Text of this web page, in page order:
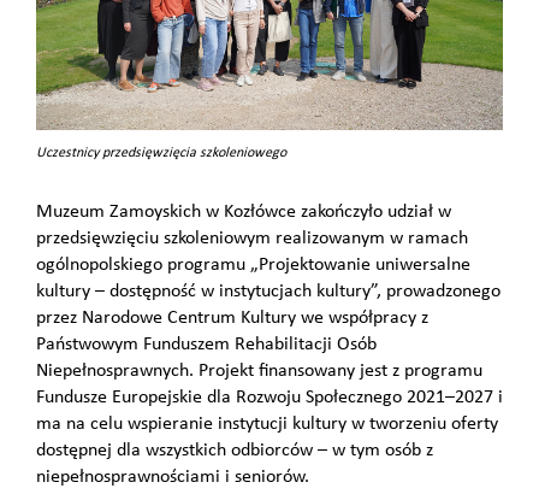
Uczestnicy przedsięwzięcia szkoleniowego
Muzeum Zamoyskich w Kozłówce zakończyło udział w
przedsięwzięciu szkoleniowym realizowanym w ramach
ogólnopolskiego programu „Projektowanie uniwersalne
kultury – dostępność w instytucjach kultury”, prowadzonego
przez Narodowe Centrum Kultury we współpracy z
Państwowym Funduszem Rehabilitacji Osób
Niepełnosprawnych. Projekt finansowany jest z programu
Fundusze Europejskie dla Rozwoju Społecznego 2021–2027 i
ma na celu wspieranie instytucji kultury w tworzeniu oferty
dostępnej dla wszystkich odbiorców – w tym osób z
niepełnosprawnościami i seniorów.